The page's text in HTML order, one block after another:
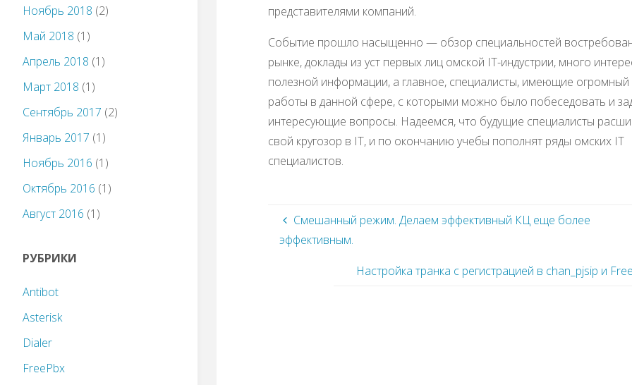
представителями компаний.
Событие прошло насыщенно — обзор специальностей
рынке, доклады из уст первых лиц омской IT-индустрии, много
полезной информации, а главное, специалисты, имеющие
работы в данной сфере, с которыми можно было побеседовать и
интересующие вопросы. Надеемся, что будущие специалисты
свой кругозор в IT, и по окончанию учебы пополнят ряды омских IT
специалистов.
Смешанный режим. Делаем эффективный КЦ еще более
эффективным.
Настройка транка с регистрацией в chan_pjsip и
Ноябрь 2018 (2)
Май 2018 (1)
Апрель 2018 (1)
Март 2018 (1)
Сентябрь 2017 (2)
Январь 2017 (1)
Ноябрь 2016 (1)
Октябрь 2016 (1)
Август 2016 (1)
РУБРИКИ
Antibot
Asterisk
Dialer
FreePbx